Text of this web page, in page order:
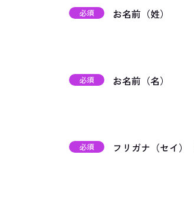
必須 お名前（姓）
必須 お名前（名）
必須 フリガナ（セイ）